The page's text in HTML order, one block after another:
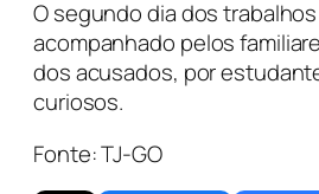
O segundo dia dos
acompanhado pelos
dos acusados, por
curiosos.
Fonte: TJ-GO